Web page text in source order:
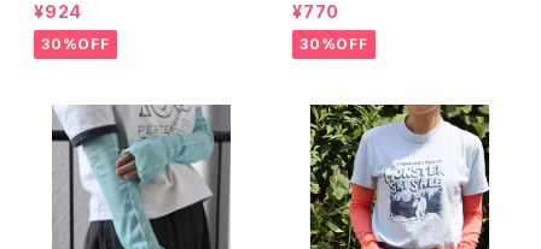
¥924
30%OFF
¥770
30%OFF